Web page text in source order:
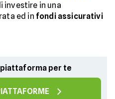
investire in una
ed in fondi assicurativi
per te